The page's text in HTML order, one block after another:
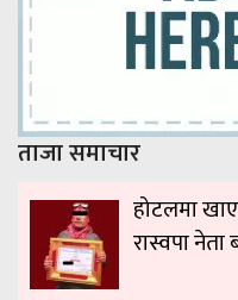
ताजा समाचार
होटलमा
रास्वपा नेता